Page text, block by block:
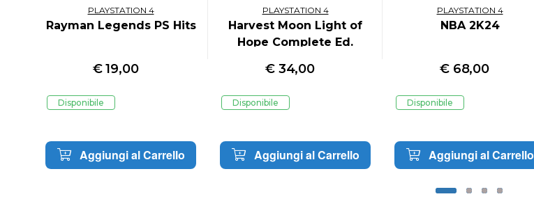
PLAYSTATION 4
Rayman Legends PS Hits
€19,00
Disponibile
Aggiungi al Carrello
PLAYSTATION 4
Harvest Moon Light of
Hope Complete Ed.
€ 34,00
Disponibile
Aggiungi al Carrello
PLAYSTATION 4
NBA 2K24
€ 68,00
Disponibile
Aggiungi al Carrello